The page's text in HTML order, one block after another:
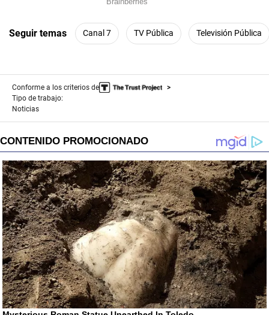
Seguir temas Canal 7 TV Pública Televisión Pública
Conforme a los criterios de
Tipo de trabajo:
Noticias